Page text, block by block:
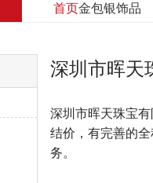
首页金包银饰品
深圳市晖天
深圳市晖天珠宝
结价，有完善的
务。